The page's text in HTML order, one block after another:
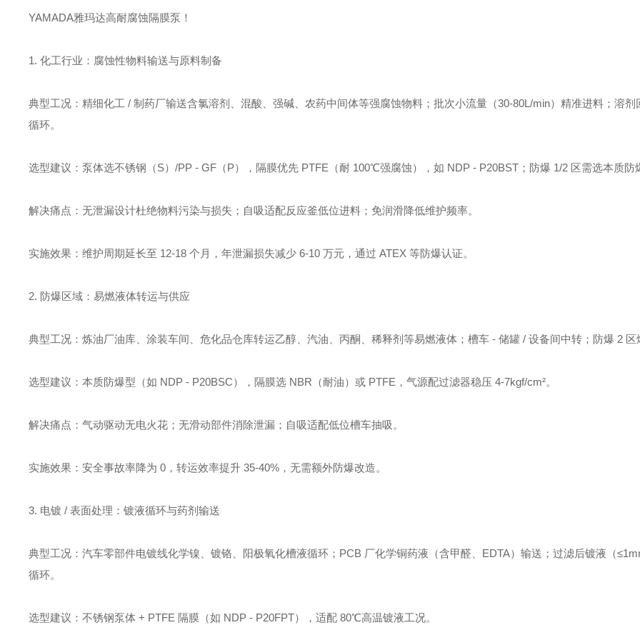
YAMADA雅玛达高耐腐蚀隔膜泵！
1. 化工行业：腐蚀性物料输送与原料制备
典型工况：精细化工 / 制药厂输送含氯溶剂、混酸、强碱、农药中间体等强腐蚀物料；批次小流量（30-80L/min）精准进料；溶剂
循环。
选型建议：泵体选不锈钢（S）/PP - GF（P），隔膜优先 PTFE（耐 100℃强腐蚀），如 NDP - P20BST；防爆 1/2 区需选本质防
解决痛点：无泄漏设计杜绝物料污染与损失；自吸适配反应釜低位进料；免润滑降低维护频率。
实施效果：维护周期延长至 12-18 个月，年泄漏损失减少 6-10 万元，通过 ATEX 等防爆认证。
2. 防爆区域：易燃液体转运与供应
典型工况：炼油厂油库、涂装车间、危化品仓库转运乙醇、汽油、丙酮、稀释剂等易燃液体；槽车 - 储罐 / 设备间中转；防爆 2 区
选型建议：本质防爆型（如 NDP - P20BSC），隔膜选 NBR（耐油）或 PTFE，气源配过滤器稳压 4-7kgf/cm²。
解决痛点：气动驱动无电火花；无滑动部件消除泄漏；自吸适配低位槽车抽吸。
实施效果：安全事故率降为 0，转运效率提升 35-40%，无需额外防爆改造。
3. 电镀 / 表面处理：镀液循环与药剂输送
典型工况：汽车零部件电镀线化学镍、镀铬、阳极氧化槽液循环；PCB 厂化学铜药液（含甲醛、EDTA）输送；过滤后镀液（
循环。
选型建议：不锈钢泵体 + PTFE 隔膜（如 NDP - P20FPT），适配 80℃高温镀液工况。